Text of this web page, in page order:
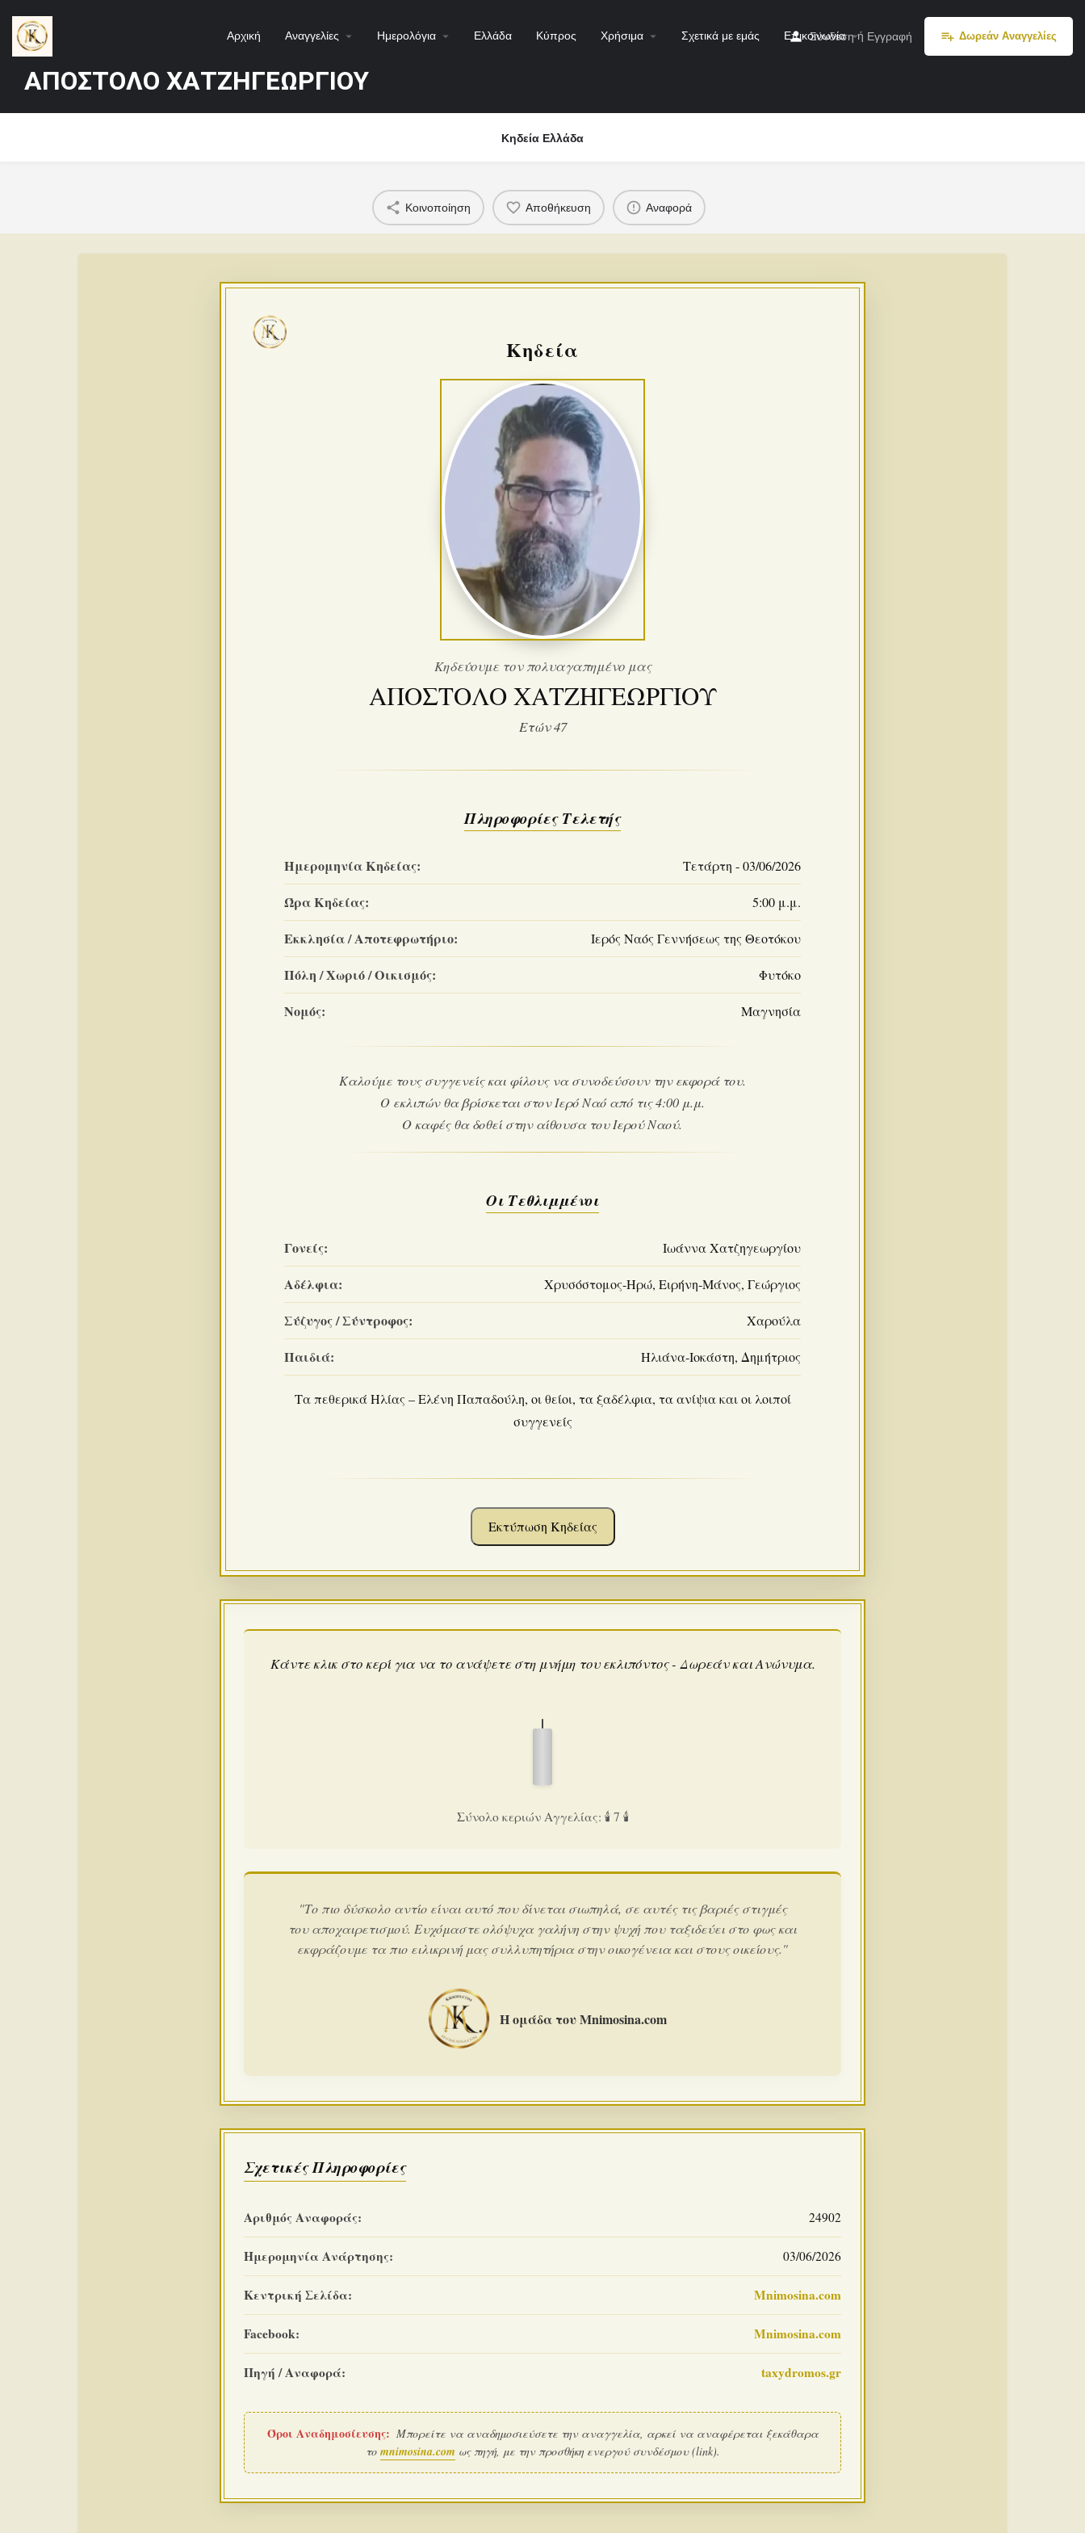
Αρχική Αναγγελίες Ημερολόγια Ελλάδα Κύπρος Χρήσιμα Σχετικά με εμάς Επικοινωνία
Σύνδεση ή Εγγραφή Δωρεάν Αναγγελίες
ΑΠΟΣΤΟΛΟ ΧΑΤΖΗΓΕΩΡΓΙΟΥ
Κηδεία Ελλάδα
Κοινοποίηση Αποθήκευση Αναφορά
Κηδεία
Κηδεύουμε τον πολυαγαπημένο μας
ΑΠΟΣΤΟΛΟ ΧΑΤΖΗΓΕΩΡΓΙΟΥ
Ετών 47
Πληροφορίες Τελετής
Ημερομηνία Κηδείας: Τετάρτη - 03/06/2026
Ώρα Κηδείας: 5:00 μ.μ.
Εκκλησία / Αποτεφρωτήριο: Ιερός Ναός Γεννήσεως της Θεοτόκου
Πόλη / Χωριό / Οικισμός: Φυτόκο
Νομός: Μαγνησία
Καλούμε τους συγγενείς και φίλους να συνοδεύσουν την εκφορά του.
Ο εκλιπών θα βρίσκεται στον Ιερό Ναό από τις 4:00 μ.μ.
Ο καφές θα δοθεί στην αίθουσα του Ιερού Ναού.
Οι Τεθλιμμένοι
Γονείς: Ιωάννα Χατζηγεωργίου
Αδέλφια: Χρυσόστομος-Ηρώ, Ειρήνη-Μάνος, Γεώργιος
Σύζυγος / Σύντροφος: Χαρούλα
Παιδιά: Ηλιάνα-Ιοκάστη, Δημήτριος
Τα πεθερικά Ηλίας – Ελένη Παπαδούλη, οι θείοι, τα ξαδέλφια, τα ανίψια και οι λοιποί
συγγενείς
Εκτύπωση Κηδείας
Κάντε κλικ στο κερί για να το ανάψετε στη μνήμη του εκλιπόντος - Δωρεάν και Ανώνυμα.
Σύνολο κεριών Αγγελίας: 🕯️ 7 🕯️
"Το πιο δύσκολο αντίο είναι αυτό που δίνεται σιωπηλά, σε αυτές τις βαριές στιγμές
του αποχαιρετισμού. Ευχόμαστε ολόψυχα γαλήνη στην ψυχή που ταξιδεύει στο φως και
εκφράζουμε τα πιο ειλικρινή μας συλλυπητήρια στην οικογένεια και στους οικείους."
Η ομάδα του Mnimosina.com
Σχετικές Πληροφορίες
Αριθμός Αναφοράς: 24902
Ημερομηνία Ανάρτησης: 03/06/2026
Κεντρική Σελίδα: Mnimosina.com
Facebook: Mnimosina.com
Πηγή / Αναφορά: taxydromos.gr
Όροι Αναδημοσίευσης: Μπορείτε να αναδημοσιεύσετε την αναγγελία, αρκεί να αναφέρεται ξεκάθαρα
το mnimosina.com ως πηγή, με την προσθήκη ενεργού συνδέσμου (link).